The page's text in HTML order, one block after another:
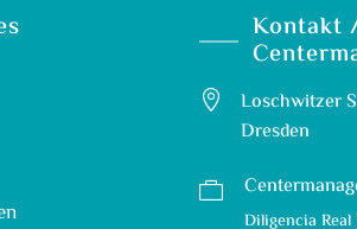
Kontakt

Loschwitzer
Dresden

Diligencia